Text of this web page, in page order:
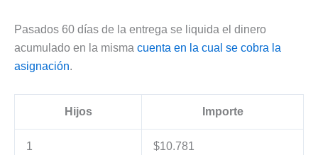
Pasados 60 días de la entrega se liquida el dinero
acumulado en la misma cuenta en la cual se cobra la
asignación.
Hijos Importe
1 $10.781